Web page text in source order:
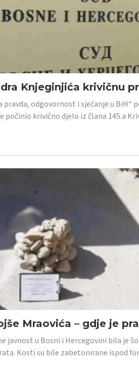
Knjeginjića krivičnu
pravda, odgovornost i sjećanje u
počinio krivično djelo iz člana 145.a
Mraovića – gdje je
javnost u Bosni i Hercegovini bila je
Kosti su bile zabetonirane ispod